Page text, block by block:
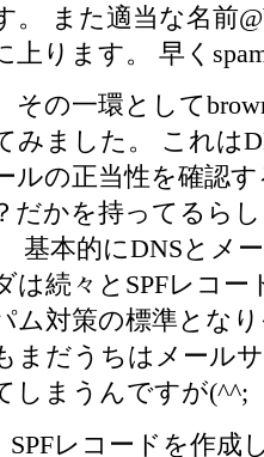
。 また適当な名前
上ります。 早く
その一環として
みました。 これは
ルの正当性を確認
だかを持ってるら
基本的にDNSとメ
は続々とSPFレコ
ム対策の標準とな
まだうちはメール
しまうんですが(^^;
SPFレコードを作成